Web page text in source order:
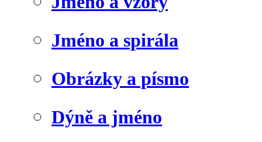
Jméno a spirála
Obrázky a písmo
Dýně a jméno